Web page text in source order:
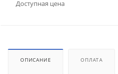
Доступная цена
ОПИСАНИЕ ОПЛАТА